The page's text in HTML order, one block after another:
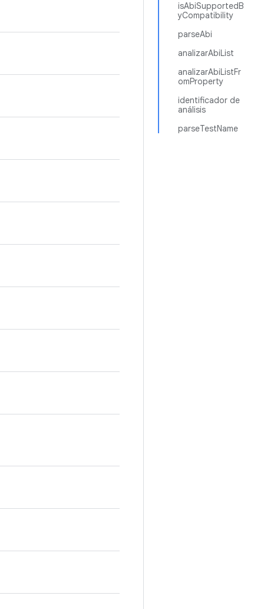
isAbiSupportedB
yCompatibility
parseAbi
analizarAbiList
analizarAbiListFr
omProperty
identificador de
análisis
parseTestName